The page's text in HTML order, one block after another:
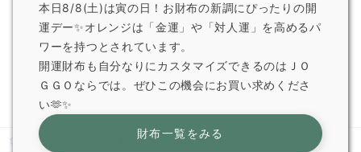
一部オプション商品販売終了のお知らせ
2026.6.5
JOGGO 広報
ホーム 新・お客様のカスタマイズ紹介♪⑱
本日8/8(土)は寅の日！お財布の新調にぴったりの開
運デー✨オレンジは「金運」や「対人運」を高めるパ
ワーを持つとされています。
開運財布も自分なりにカスタマイズできるのはＪＯ
ＧＧＯならでは。ぜひこの機会にお買い求めくださ
い🫶✨
財布一覧をみる